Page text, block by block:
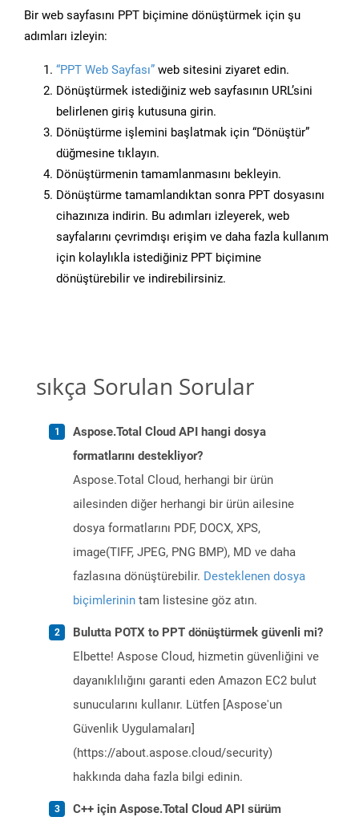
Bir web sayfasını PPT biçimine dönüştürmek için şu
adımları izleyin:
“PPT Web Sayfası” web sitesini ziyaret edin.
Dönüştürmek istediğiniz web sayfasının URL’sini
belirlenen giriş kutusuna girin.
Dönüştürme işlemini başlatmak için “Dönüştür”
düğmesine tıklayın.
Dönüştürmenin tamamlanmasını bekleyin.
Dönüştürme tamamlandıktan sonra PPT dosyasını
cihazınıza indirin. Bu adımları izleyerek, web
sayfalarını çevrimdışı erişim ve daha fazla kullanım
için kolaylıkla istediğiniz PPT biçimine
dönüştürebilir ve indirebilirsiniz.
sıkça Sorulan Sorular
Aspose.Total Cloud API hangi dosya
formatlarını destekliyor?
Aspose.Total Cloud, herhangi bir ürün
ailesinden diğer herhangi bir ürün ailesine
dosya formatlarını PDF, DOCX, XPS,
image(TIFF, JPEG, PNG BMP), MD ve daha
fazlasına dönüştürebilir. Desteklenen dosya
biçimlerinin tam listesine göz atın.
Bulutta POTX to PPT dönüştürmek güvenli mi?
Elbette! Aspose Cloud, hizmetin güvenliğini ve
dayanıklılığını garanti eden Amazon EC2 bulut
sunucularını kullanır. Lütfen [Aspose'un
Güvenlik Uygulamaları]
(https://about.aspose.cloud/security)
hakkında daha fazla bilgi edinin.
C++ için Aspose.Total Cloud API sürüm